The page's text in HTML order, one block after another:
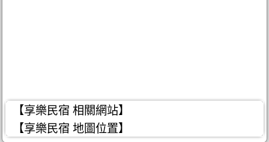
【享樂民宿 相關網站】
【享樂民宿 地圖位置】